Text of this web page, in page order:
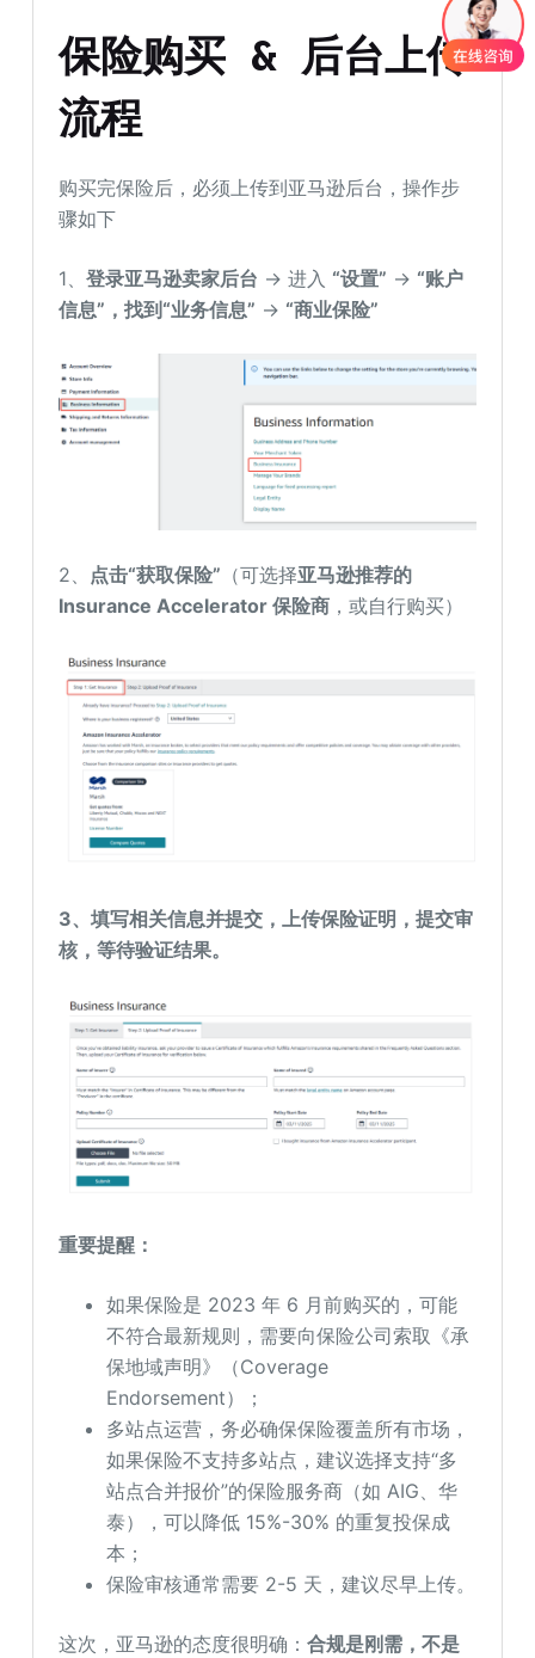
保险购买 & 后台上传
流程
购买完保险后，必须上传到亚马逊后台，操作步
骤如下
1、登录亚马逊卖家后台 → 进入 “设置” → “账户
信息”，找到“业务信息” → “商业保险”
2、 点击“获取保险” （可选择亚马逊推荐的
Insurance Accelerator 保险商 ，或自行购买）
3、填写相关信息并提交，
上传保险证明，提交审
核，等待验证结果。
重要提醒：
如果保险是 2023 年 6 月前购买的，可能
不符合最新规则，需要向保险公司索取《承
保地域声明》（Coverage
Endorsement）；
多站点运营，务必确保保险覆盖所有市场，
如果保险不支持多站点，建议选择支持“多
站点合并报价”的保险服务商（如 AIG、华
泰），可以降低 15%-30% 的重复投保成
本；
保险审核通常需要 2-5 天，建议尽早上传。
这次，亚马逊的态度很明确：合规是刚需，不是